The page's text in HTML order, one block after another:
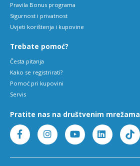
Pravila Bonus programa
Sigurnost i privatnost
Uvjeti korištenja i kupovine
Trebate pomoć?
Česta pitanja
Kako se registrirati?
Pomoć pri kupovini
Servis
Pratite nas na društvenim mrežama